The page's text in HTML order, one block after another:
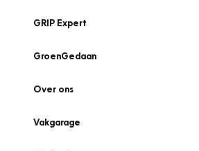
GRIP Expert
GroenGedaan
Over ons
Vakgarage